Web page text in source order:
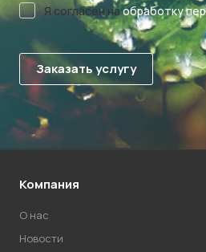
Я согласен наобработку
Компания
О нас
Новости